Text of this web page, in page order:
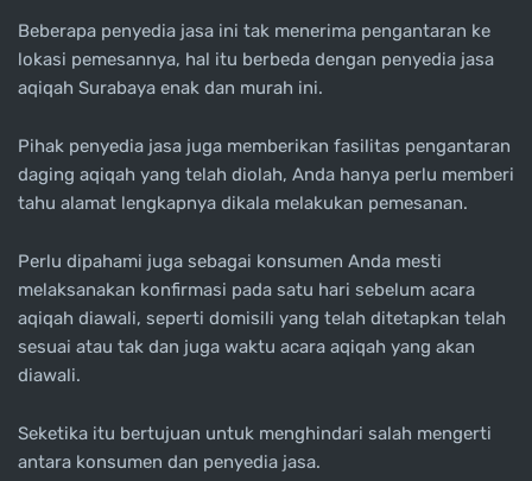
Beberapa penyedia jasa ini tak menerima pengantaran ke
lokasi pemesannya, hal itu berbeda dengan penyedia jasa
aqiqah Surabaya enak dan murah ini.
Pihak penyedia jasa juga memberikan fasilitas pengantaran
daging aqiqah yang telah diolah, Anda hanya perlu memberi
tahu alamat lengkapnya dikala melakukan pemesanan.
Perlu dipahami juga sebagai konsumen Anda mesti
melaksanakan konfirmasi pada satu hari sebelum acara
aqiqah diawali, seperti domisili yang telah ditetapkan telah
sesuai atau tak dan juga waktu acara aqiqah yang akan
diawali.
Seketika itu bertujuan untuk menghindari salah mengerti
antara konsumen dan penyedia jasa.